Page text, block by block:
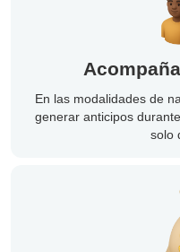
En las modalidades de
generar anticipos
solo